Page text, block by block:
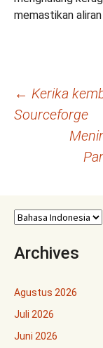
memastikan
Navigasi
Tulisan
← Kerika
Sourceforge
Archives
Agustus 2026
Juli 2026
Juni 2026